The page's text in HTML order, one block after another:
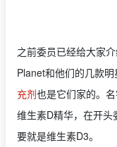
之前委员已经给大家
Planet和他们的几款
充剂也是它们家的。
维生素D精华，在开
要就是维生素D3。